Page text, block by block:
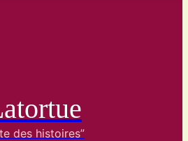
des histoires”